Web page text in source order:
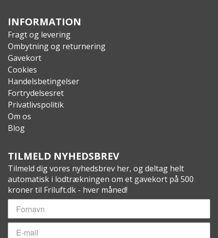
INFORMATION
Fragt og levering
Ombytning og returnering
Gavekort
Cookies
Handelsbetingelser
Fortrydelsesret
Privatlivspolitik
Om os
Blog
TILMELD NYHEDSBREV
Tilmeld dig vores nyhedsbrev her, og deltag helt
automatisk i lodtrækningen om et gavekort på 500
kroner til Friluft.dk - hver måned!